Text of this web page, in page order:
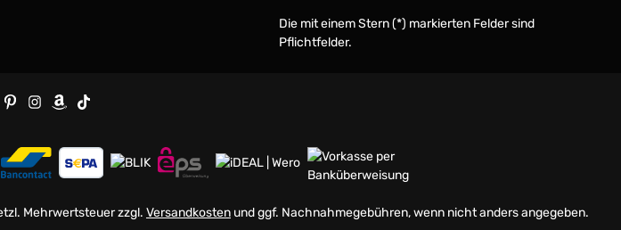
Die mit einem Stern (*) markierten Felder sind
Pflichtfelder.
Mehrwertsteuer zzgl. Versandkosten und ggf. Nachnahmegebühren, wenn nicht anders angegeben.